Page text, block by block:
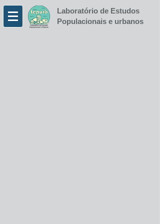
Laboratório de Estudos
Populacionais e urbanos